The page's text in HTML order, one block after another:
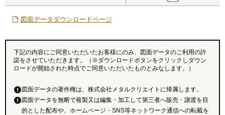
図面データダウンロードページ
下記の内容にご同意いただいたお客様にのみ、図面データのご利用の許
諾をさせていただきます。（※ダウンロードボタンをクリックしダウン
ロードが開始された時点でご同意いただいたものとみなします。）
図面データの著作権は、株式会社メタルクリエイトに帰属します。
図面データを無断で複製又は編集・加工して第三者へ販売・譲渡を目
的とした配布や、ホームページ・SNS等ネットワーク通信への転載を